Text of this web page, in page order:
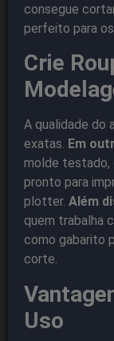
consegue
perfeito para
Crie
A qualidade do
exatas. Em
molde testado,
pronto para
plotter. Além
quem trabalha
como gabarito
corte.
Uso